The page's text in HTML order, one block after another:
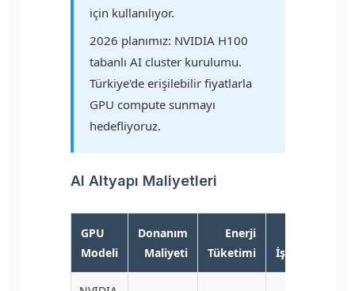
için kullanılıyor.
2026 planımız: NVIDIA H100
tabanlı AI cluster kurulumu.
Türkiye'de erişilebilir fiyatlarla
GPU compute sunmayı
hedefliyoruz.
AI Altyapı Maliyetleri
GPU
Modeli
Donanım
Maliyeti
Enerji
Tüketimi
İşletme